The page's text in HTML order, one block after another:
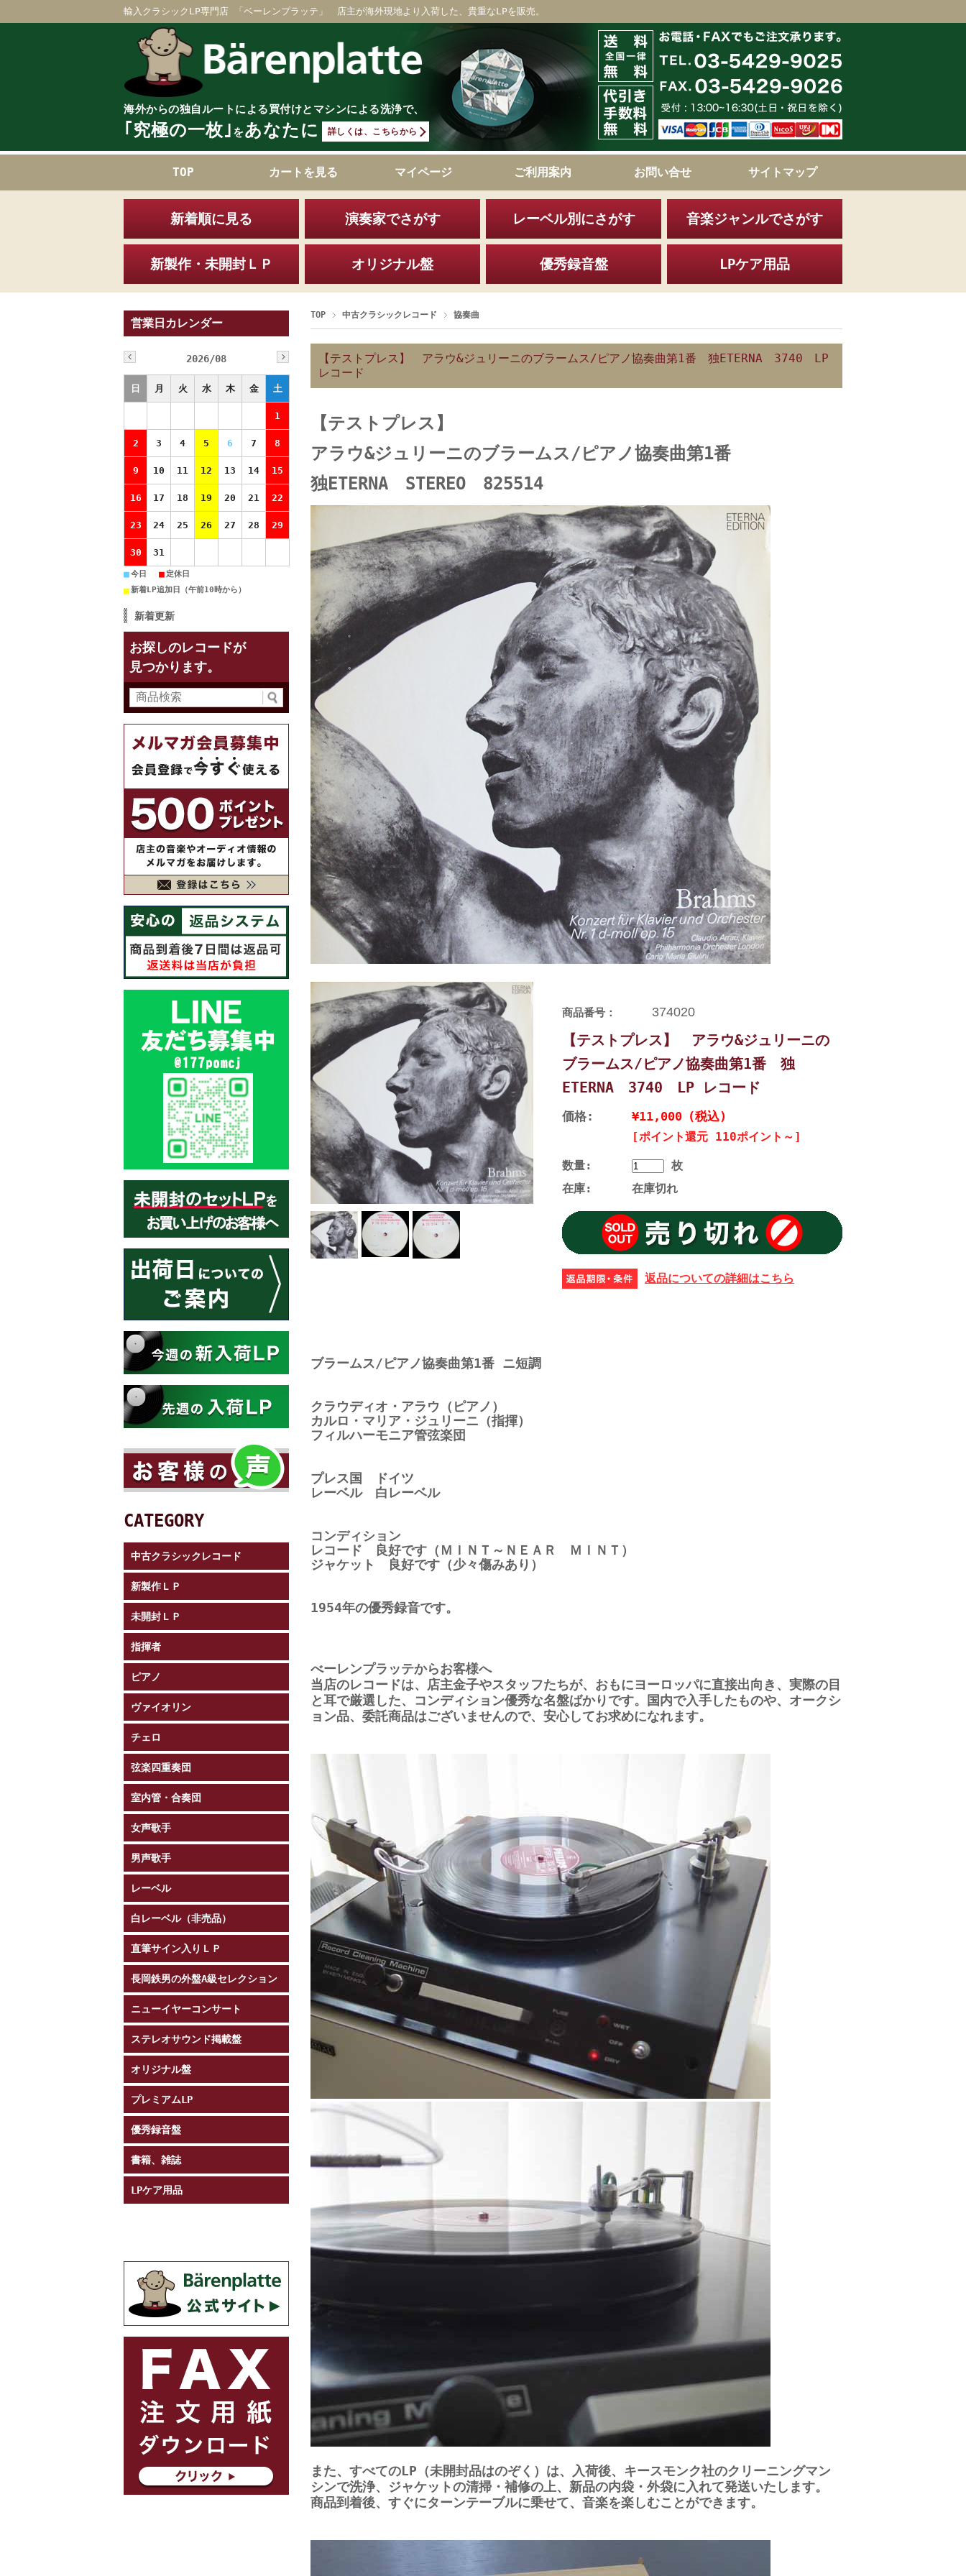
輸入クラシックLP専門店 「ベーレンプラッテ」 店主が海外現地より入荷した、貴重なLPを販売。
海外からの独自ルートによる買付けとマシンによる洗浄で、
｢究極の一枚｣ をあなたに 詳しくは、こちらから
TOP カートを見る マイページ ご利用案内 お問い合せ サイトマップ
新着順に見る 演奏家でさがす レーベル別にさがす 音楽ジャンルでさがす
新製作・未開封ＬＰ オリジナル盤 優秀録音盤 LPケア用品
TOP 中古クラシックレコード 協奏曲
【テストプレス】 アラウ&ジュリーニのブラームス/ピアノ協奏曲第1番 独ETERNA 3740 LP
レコード
【テストプレス】
アラウ&ジュリーニのブラームス/ピアノ協奏曲第1番
独ETERNA STEREO 825514
商品番号：
【テストプレス】 アラウ&ジュリーニの
ブラームス/ピアノ協奏曲第1番 独
ETERNA 3740 LP レコード
価格: ¥11,000 (税込)
[ポイント還元 110ポイント～]
数量:
枚
在庫:
在庫切れ
返品についての詳細はこちら
ブラームス/ピアノ協奏曲第1番 ニ短調
クラウディオ・アラウ（ピアノ）
カルロ・マリア・ジュリーニ（指揮）
フィルハーモニア管弦楽団
プレス国 ドイツ
レーベル 白レーベル
コンディション
レコード 良好です（ＭＩＮＴ～ＮＥＡＲ ＭＩＮＴ）
ジャケット 良好です（少々傷みあり）
1954年の優秀録音です。
べーレンプラッテからお客様へ
当店のレコードは、店主金子やスタッフたちが、おもにヨーロッパに直接出向き、実際の目
と耳で厳選した、コンディション優秀な名盤ばかりです。国内で入手したものや、オークシ
ョン品、委託商品はございませんので、安心してお求めになれます。
また、すべてのLP（未開封品はのぞく）は、入荷後、キースモンク社のクリーニングマン
シンで洗浄、ジャケットの清掃・補修の上、新品の内袋・外袋に入れて発送いたします。
商品到着後、すぐにターンテーブルに乗せて、音楽を楽しむことができます。
営業日カレンダー
2026/08
日 月 火 水 木 金 土
1
2 3 4 5 6 7 8
9 10 11 12 13 14 15
16 17 18 19 20 21 22
23 24 25 26 27 28 29
30 31
■今日 ■ 定休日
■新着LP追加日（午前10時から）
新着更新
お探しのレコードが
見つかります。
CATEGORY
中古クラシックレコード
新製作ＬＰ
未開封ＬＰ
指揮者
ピアノ
ヴァイオリン
チェロ
弦楽四重奏団
室内管・合奏団
女声歌手
男声歌手
レーベル
白レーベル（非売品）
直筆サイン入りＬＰ
長岡鉄男の外盤A級セレクション
ニューイヤーコンサート
ステレオサウンド掲載盤
オリジナル盤
プレミアムLP
優秀録音盤
書籍、雑誌
LPケア用品